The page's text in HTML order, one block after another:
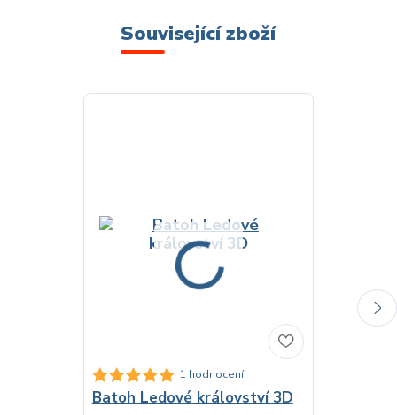
Související zboží
1 hodnocení
Batoh Ledové království 3D